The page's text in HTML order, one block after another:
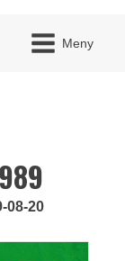
Meny
08-20